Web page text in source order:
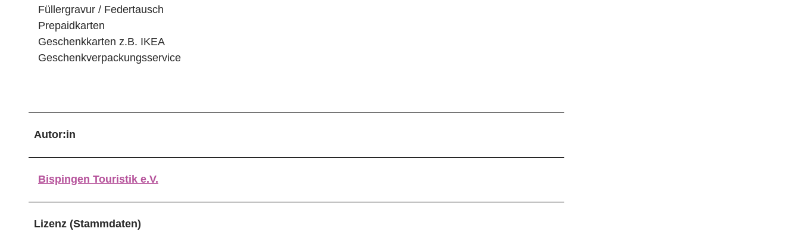
Füllergravur / Federtausch
Prepaidkarten
Geschenkkarten z.B. IKEA
Geschenkverpackungsservice
Autor:in
Bispingen Touristik e.V.
Lizenz (Stammdaten)